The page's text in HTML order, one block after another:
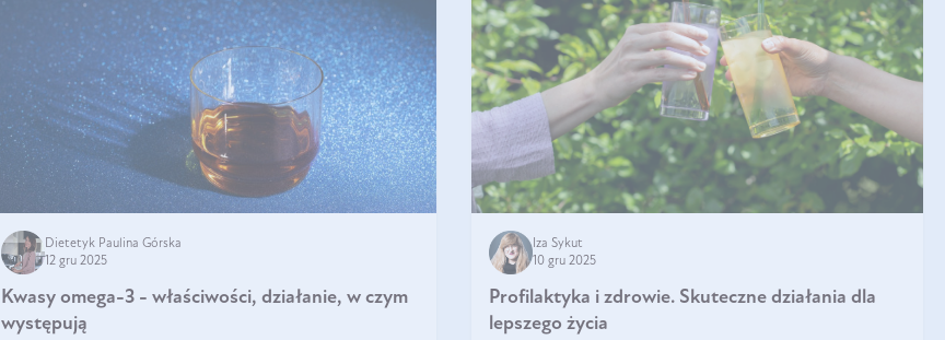
Dietetyk Paulina Górska
12 gru 2025
Kwasy omega-3 - właściwości, działanie, w czym
występują
Iza Sykut
10 gru 2025
Profilaktyka i zdrowie. Skuteczne działania dla
lepszego życia